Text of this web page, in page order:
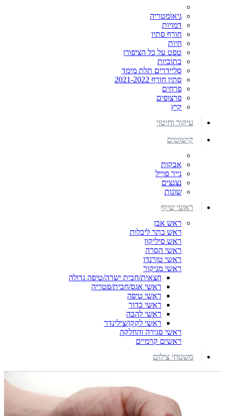
גיאומטריה
דמויות
חורף סתיו
חיות
טפט על כל הציפורן
כתוביות
סליידרים תלת מימד
סתיו חורף 2021-2022
פרחים
פרצופים
קיץ
עיקור וחיטוי
קישוטים
אבקות
נייר פוייל
נצנצים
שונות
ראשי שיוף
ראש אבן
ראש כתר ליבלות
ראש סיליקון
ראשי הסרה
ראשי טורנדו
ראשי מניקור
חצאית/חבית ישרה/טיפה גדולה
ראשי אגס/חבית/פטריה
ראשי טיפה
ראשי כדור
ראשי להבה
ראשי לקקן/צילינדר
ראשי סגירה והחלקה
ראשים קרמיים
משטחי צילום